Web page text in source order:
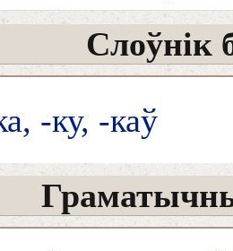
Слоўнік
-ку, -каў